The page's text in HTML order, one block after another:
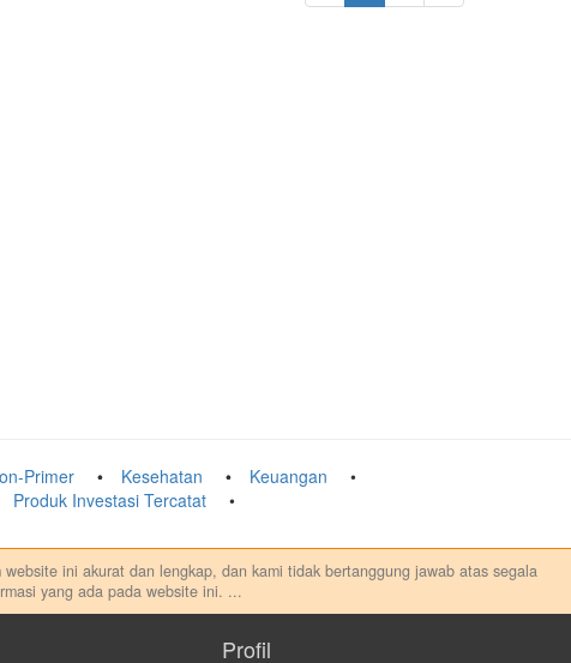
Primer Kesehatan
Keuangan
Produk Investasi Tercatat
ini akurat dan lengkap, dan kami tidak bertanggung jawab atas segala
yang ada pada website ini. ...
maupun tidak langsung atas konten pada website ini.
Profil